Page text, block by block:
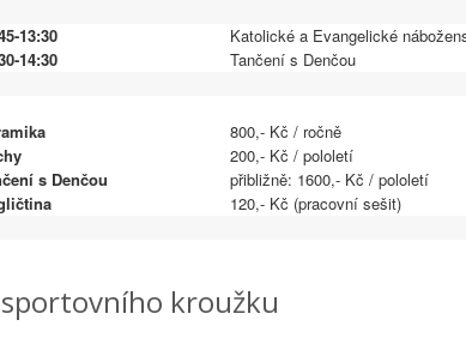
13:30
Katolické a Evangelické
14:30
Tančení s Denčou
800,- Kč / ročně
200,- Kč / pololetí
s Denčou
přibližně: 1600,- Kč / pololetí
120,- Kč (pracovní sešit)
kroužku